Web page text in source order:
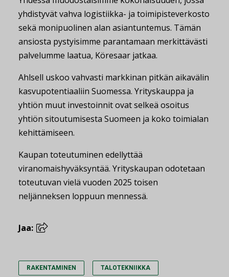
yhdistyvät vahva logistiikka- ja toimipisteverkosto
sekä monipuolinen alan asiantuntemus. Tämän
ansiosta pystyisimme parantamaan merkittävästi
palvelumme laatua, Köresaar jatkaa.
Ahlsell uskoo vahvasti markkinan pitkän aikavälin
kasvupotentiaaliin Suomessa. Yrityskauppa ja
yhtiön muut investoinnit ovat selkeä osoitus
yhtiön sitoutumisesta Suomeen ja koko toimialan
kehittämiseen.
Kaupan toteutuminen edellyttää
viranomaishyväksyntää. Yrityskaupan odotetaan
toteutuvan vielä vuoden 2025 toisen
neljänneksen loppuun mennessä.
Jaa:
RAKENTAMINEN TALOTEKNIIKKA